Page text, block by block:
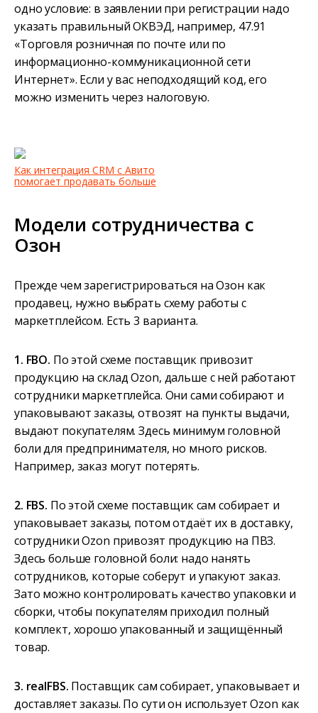
одно условие: в заявлении при регистрации надо
указать правильный ОКВЭД, например, 47.91
«Торговля розничная по почте или по
информационно-коммуникационной сети
Интернет». Если у вас неподходящий код, его
можно изменить через налоговую.
Как интеграция CRM с Авито
помогает продавать больше
Модели сотрудничества с
Озон
Прежде чем зарегистрироваться на Озон как
продавец, нужно выбрать схему работы с
маркетплейсом. Есть 3 варианта.
1. FBO. По этой схеме поставщик привозит
продукцию на склад Ozon, дальше с ней работают
сотрудники маркетплейса. Они сами собирают и
упаковывают заказы, отвозят на пункты выдачи,
выдают покупателям. Здесь минимум головной
боли для предпринимателя, но много рисков.
Например, заказ могут потерять.
2. FBS. По этой схеме поставщик сам собирает и
упаковывает заказы, потом отдаёт их в доставку,
сотрудники Ozon привозят продукцию на ПВЗ.
Здесь больше головной боли: надо нанять
сотрудников, которые соберут и упакуют заказ.
Зато можно контролировать качество упаковки и
сборки, чтобы покупателям приходил полный
комплект, хорошо упакованный и защищённый
товар.
3. realFBS. Поставщик сам собирает, упаковывает и
доставляет заказы. По сути он использует Ozon как